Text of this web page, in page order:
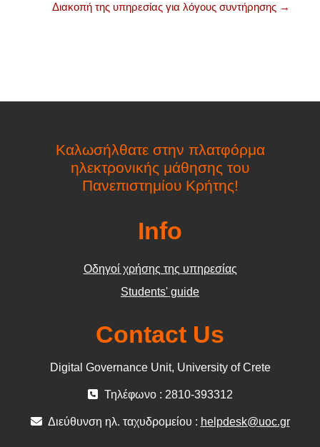
Διακοπή της υπηρεσίας για λόγους συντήρησης →
Καλωσήλθατε στην πλατφόρμα
ηλεκτρονικής μάθησης του
Πανεπιστημίου Κρήτης!
Info
Οδηγοί χρήσης της υπηρεσίας
Students' guide
Contact Us
Digital Governance Unit, University of Crete
Τηλέφωνο : 2810-393312
Διεύθυνση ηλ. ταχυδρομείου : helpdesk@uoc.gr